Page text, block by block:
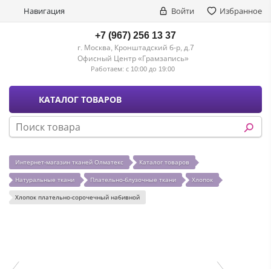
Навигация Войти Избранное
+7 (967) 256 13 37
г. Москва, Кронштадский б-р, д.7
Офисный Центр «Грамзапись»
Работаем: с 10:00 до 19:00
КАТАЛОГ ТОВАРОВ
Интернет-магазин тканей Олматекс Каталог товаров
Натуральные ткани Плательно-блузочные ткани Хлопок
Хлопок плательно-сорочечный набивной